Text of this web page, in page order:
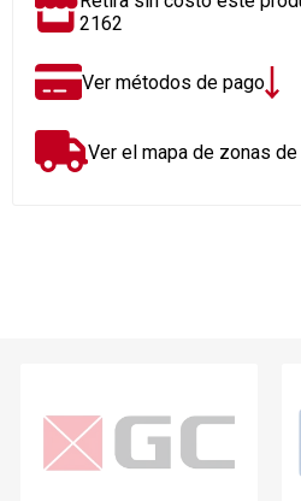
2162
Ver métodos de pago
Ver el mapa de zonas